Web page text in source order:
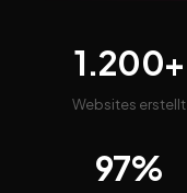
1.200+
Websites erstellt
97%